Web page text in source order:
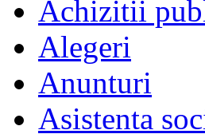
Achizitii
Alegeri
Anunturi
Asistenta